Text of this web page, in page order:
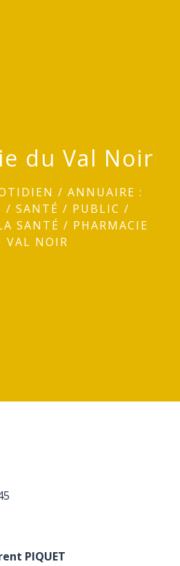
du Val Noir
/ ANNUAIRE :
/ SANTÉ / PUBLIC /
SANTÉ / PHARMACIE
VAL NOIR
PIQUET